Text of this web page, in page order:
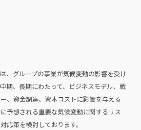
、グループの事業が気候変動の影響を受け
期、長期にわたって、ビジネスモデル、戦
、資金調達、資本コストに影響を与える
予想される重要な気候変動に関するリス
応策を検討しております。